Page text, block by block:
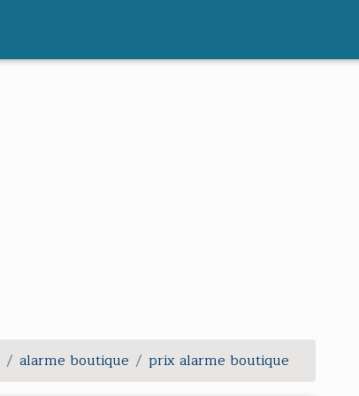
alarme boutique prix alarme boutique